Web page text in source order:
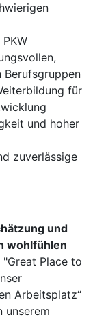
Berufsgruppen
für
und hoher
zuverlässige
und
wohlfühlen
Place to
Arbeitsplatz“
unserem